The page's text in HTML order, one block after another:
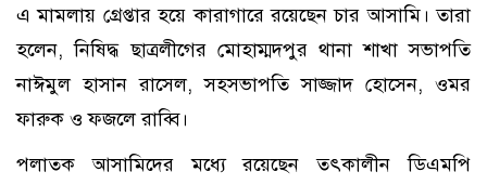
এ মামলায় গ্রেপ্তার হয়ে কারাগারে রয়েছেন চার আসামি। তারা
হলেন, নিষিদ্ধ ছাত্রলীগের মোহাম্মদপুর থানা শাখা সভাপতি
নাঈমুল হাসান রাসেল, সহসভাপতি সাজ্জাদ হোসেন, ওমর
ফারুক ও ফজলে রাব্বি।
পলাতক আসামিদের মধ্যে রয়েছেন তৎকালীন ডিএমপি